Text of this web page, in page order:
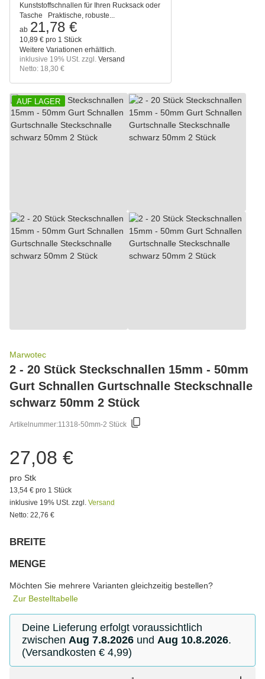
Kunststoffschnallen für Ihren Rucksack oder
Tasche Praktische, robuste...
ab 21,78 €
10,89 € pro 1 Stück
Weitere Variationen erhältlich.
inklusive 19% USt. zzgl. Versand
Netto: 18,30 €
AUF LAGER
Marwotec
2 - 20 Stück Steckschnallen 15mm - 50mm
Gurt Schnallen Gurtschnalle Steckschnalle
schwarz 50mm 2 Stück
Artikelnummer:11318-50mm-2 Stück
27,08 €
pro Stk
13,54 € pro 1 Stück
inklusive 19% USt. zzgl. Versand
Netto: 22,76 €
BREITE
MENGE
Möchten Sie mehrere Varianten gleichzeitig bestellen?
Zur Bestelltabelle
Deine Lieferung erfolgt voraussichtlich
zwischen Aug 7.8.2026 und Aug 10.8.2026.
(Versandkosten € 4,99)